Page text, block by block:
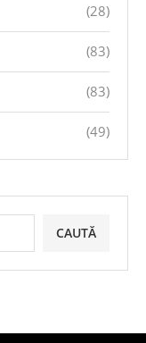
(28)
(83)
(83)
(49)
CAUTĂ